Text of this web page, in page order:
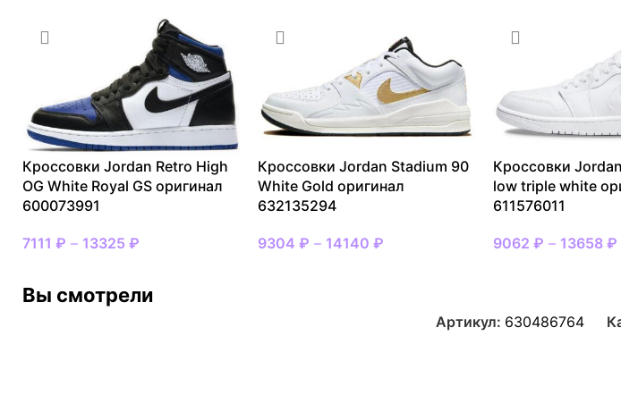
Кроссовки Jordan Retro High
OG White Royal GS оригинал
600073991
7111 ₽ – 13325 ₽
Кроссовки Jordan Stadium 90
White Gold оригинал
632135294
9304 ₽ – 14140 ₽
Кроссовки
low triple white
611576011
9062 ₽ – 13658 ₽
Вы смотрели
Артикул: 630486764